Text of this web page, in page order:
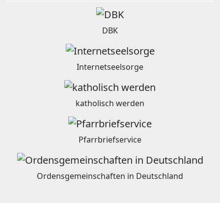
DBK
Internetseelsorge
katholisch werden
Pfarrbriefservice
Ordensgemeinschaften in Deutschland